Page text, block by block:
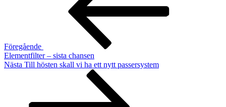
Föregående
Elementfilter – sista chansen
Nästa
Nästa Till hösten skall vi ha ett nytt passersystem